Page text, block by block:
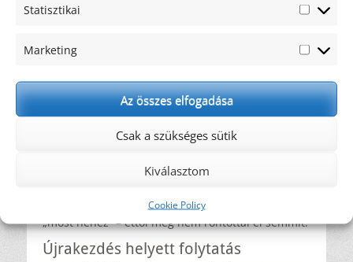
Statisztikai
Marketing
Az összes elfogadása
Csak a szükséges sütik
Kiválasztom
Cookie Policy
tud lenni, de egyetlen döntés még belefér. Nem
hosszú távon, hanem azt, mi az az egy dolog, ami
most segít.
Ilyenkor elég ennyi is:
Válassz egy kapaszkodót.Ma legyen rendben az
Gondolkodj folytatásban, ne újrakezdésben.
következő étkezésnél vissza lehet állni, nem kell
És ma ne bántsd magad fejben.
„most nehéz” – ettől még nem rontottál el semmit.
Újrakezdés helyett folytatás